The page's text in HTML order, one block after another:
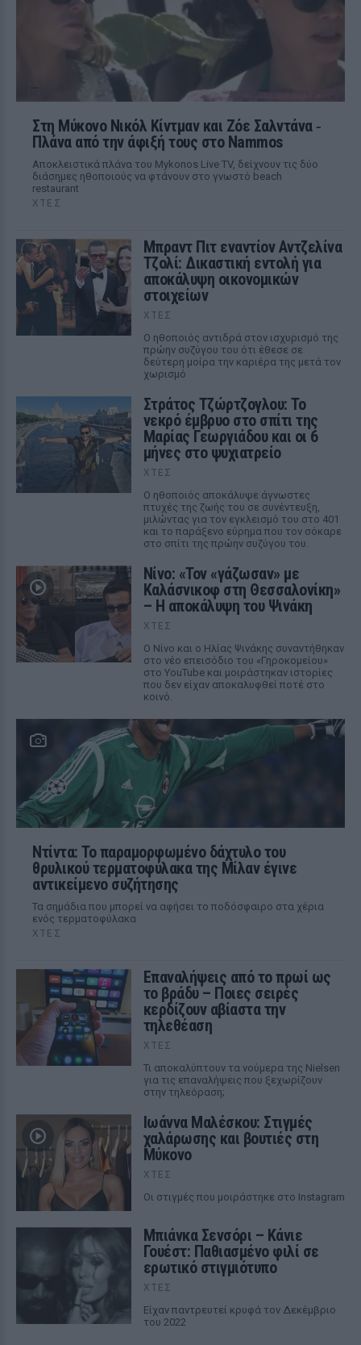
Στη Μύκονο Νικόλ Κίντμαν και Ζόε Σαλντάνα ‑
Πλάνα από την άφιξή τους στο Nammos
Αποκλειστικά πλάνα του Mykonos Live TV, δείχνουν τις δύο
διάσημες ηθοποιούς να φτάνουν στο γνωστό beach
restaurant
ΧΤΕΣ
Μπραντ Πιτ εναντίον Αντζελίνα
Τζολί: Δικαστική εντολή για
αποκάλυψη οικονομικών
στοιχείων
ΧΤΕΣ
Ο ηθοποιός αντιδρά στον ισχυρισμό της
πρώην συζύγου του ότι έθεσε σε
δεύτερη μοίρα την καριέρα της μετά τον
χωρισμό
Στράτος Τζώρτζογλου: Το
νεκρό έμβρυο στο σπίτι της
Μαρίας Γεωργιάδου και οι 6
μήνες στο ψυχιατρείο
ΧΤΕΣ
Ο ηθοποιός αποκάλυψε άγνωστες
πτυχές της ζωής του σε συνέντευξη,
μιλώντας για τον εγκλεισμό του στο 401
και το παράξενο εύρημα που τον σόκαρε
στο σπίτι της πρώην συζύγου του.
Νίνο: «Τον «γάζωσαν» με
Καλάσνικοφ στη Θεσσαλονίκη»
– Η αποκάλυψη του Ψινάκη
ΧΤΕΣ
Ο Νίνο και ο Ηλίας Ψινάκης συναντήθηκαν
στο νέο επεισόδιο του «Γηροκομείου»
στο YouTube και μοιράστηκαν ιστορίες
που δεν είχαν αποκαλυφθεί ποτέ στο
κοινό.
Ντίντα: Το παραμορφωμένο δάχτυλο του
θρυλικού τερματοφύλακα της Μίλαν έγινε
αντικείμενο συζήτησης
Τα σημάδια που μπορεί να αφήσει το ποδόσφαιρο στα χέρια
ενός τερματοφύλακα
ΧΤΕΣ
Επαναλήψεις από το πρωί ως
το βράδυ – Ποιες σειρές
κερδίζουν αβίαστα την
τηλεθέαση
ΧΤΕΣ
Τι αποκαλύπτουν τα νούμερα της Nielsen
για τις επαναλήψεις που ξεχωρίζουν
στην τηλεόραση;
Ιωάννα Μαλέσκου: Στιγμές
χαλάρωσης και βουτιές στη
Μύκονο
ΧΤΕΣ
Οι στιγμές που μοιράστηκε στο Instagram
Μπιάνκα Σενσόρι – Κάνιε
Γουέστ: Παθιασμένο φιλί σε
ερωτικό στιγμιότυπο
ΧΤΕΣ
Είχαν παντρευτεί κρυφά τον Δεκέμβριο
του 2022